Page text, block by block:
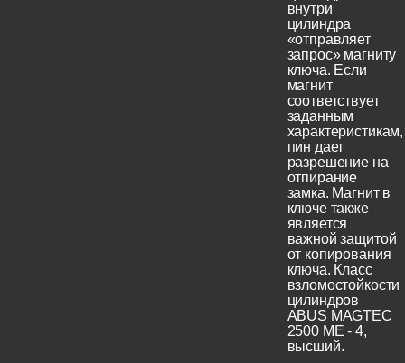
внутри
цилиндра
«отправляет
запрос» магниту
ключа. Если
магнит
соответствует
заданным
характеристикам,
пин дает
разрешение на
отпирание
замка. Магнит в
ключе также
является
важной защитой
от копирования
ключа. Класс
взломостойкости
цилиндров
ABUS MAGTEC
2500 ME - 4,
высший.